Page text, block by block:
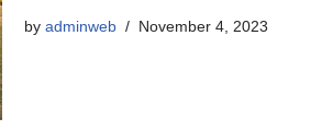
by adminweb November 4, 2023